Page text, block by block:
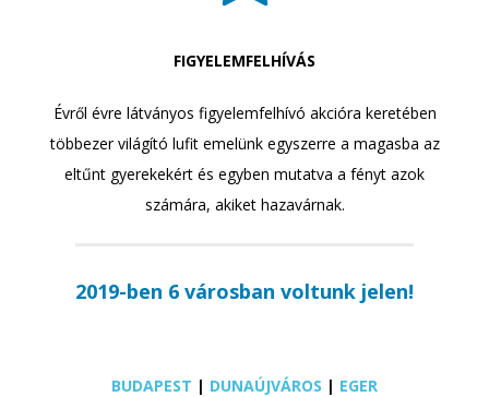
FIGYELEMFELHÍVÁS
Évről évre látványos figyelemfelhívó akcióra keretében
többezer világító lufit emelünk egyszerre a magasba az
eltűnt gyerekekért és egyben mutatva a fényt azok
számára, akiket hazavárnak.
2019-ben 6 városban voltunk jelen!
BUDAPEST | DUNAÚJVÁROS | EGER